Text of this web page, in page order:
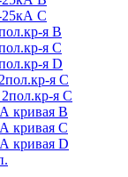
C
я B
я C
я D
я C
я C
кривая B
кривая C
кривая D